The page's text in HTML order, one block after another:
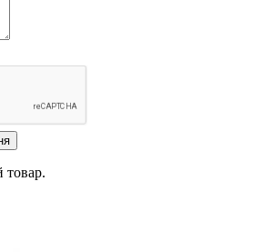
товар.